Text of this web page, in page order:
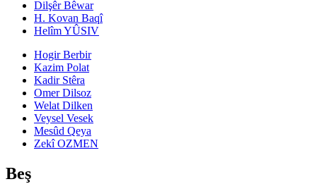
Dilşêr Bêwar
H. Kovan Baqî
Helîm YÛSIV
Hogir Berbir
Kazim Polat
Kadir Stêra
Omer Dilsoz
Welat Dilken
Veysel Vesek
Mesûd Qeya
Zekî OZMEN
Beş